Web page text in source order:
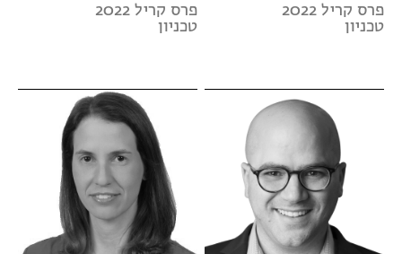
פרס קריל 2022
טכניון
פרס קריל 2022
טכניון